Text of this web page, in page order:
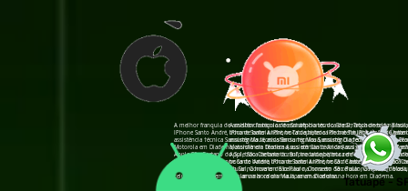
A melhor franquia de assistência técnica de Smartphones do Brasil,
IPhone Santo André, troca de bateria IPhone Tatuapé, troca de
assistência †écnica Sansumg Mauá, assistência †écnica Sansumg
Motorola em Diadema, assistência †écnica Asus em Santo André,
Apple São Caetano do Sul, troca de bateria zenfone tatuapé, troca
troca de bateria iPhone Santo André, troca de bateria iPhone São
do Sul, Conserto de celular na hora em São Paulo, Conserto de
celular na hora em Mauá, arrumar celular na hora em Diadema.
A melhor franquia de assistência técnica de Smartphones do Brasil, Troca de tela na
IPhone Santo André, troca de bateria IPhone Tatuapé, troca de bateria IPhone São
assistência †écnica Sansumg Mauá, assistência †écnica Sansumg Diadema, assistência
Motorola em Diadema, assistência †écnica Asus em Santo André, assistência †écnica
Apple São Caetano do Sul, troca de bateria zenfone tatuapé, troca de bateria zenfone
troca de bateria iPhone Santo André, troca de bateria iPhone São Caetano do Sul,
do Sul, Conserto de celular na hora em São Paulo, Conserto de celular na hora em
celular na hora em Mauá, arrumar celular na hora em Diadema.
Tatuapé -